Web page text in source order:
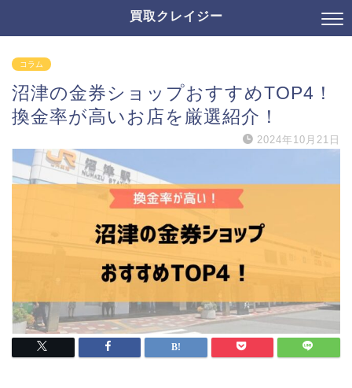
買取クレイジー
コラム
沼津の金券ショップおすすめTOP4！
換金率が高いお店を厳選紹介！
2024年10月21日